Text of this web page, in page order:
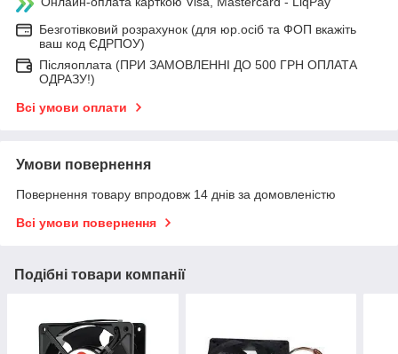
Безготівковий розрахунок (для юр.осіб та ФОП вкажіть
ваш код ЄДРПОУ)
Післяоплата (ПРИ ЗАМОВЛЕННІ ДО 500 ГРН ОПЛАТА
ОДРАЗУ!)
Всі умови оплати
Умови повернення
Повернення товару впродовж 14 днів за домовленістю
Всі умови повернення
Подібні товари компанії